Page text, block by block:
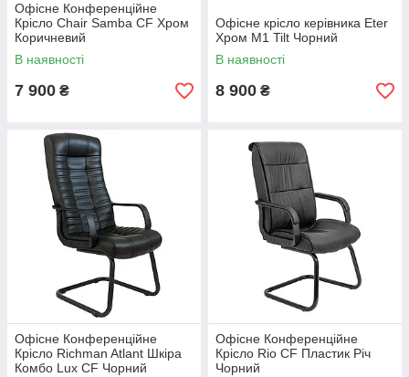
Офісне Конференційне
Крісло Chair Samba CF Хром
Коричневий
В наявності
7 900 ₴
Офісне крісло керівника Eter
Хром M1 Tilt Чорний
В наявності
8 900 ₴
Офісне Конференційне
Крісло Richman Atlant Шкіра
Комбо Lux CF Чорний
Офісне Конференційне
Крісло Rio CF Пластик Річ
Чорний